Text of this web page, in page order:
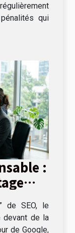
qui
:
de SEO, le
devant de la
de Google,